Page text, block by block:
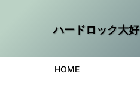
ハードロック大
HOME